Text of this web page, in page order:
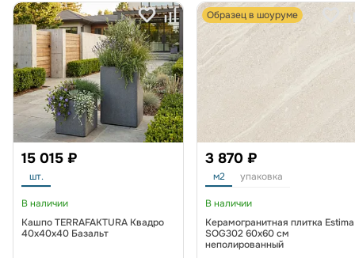
15 015 ₽
шт.
В наличии
Кашпо TERRAFAKTURA Квадро
40x40x40 Базальт
Образец в шоуруме
3 870 ₽
м2 упаковка
В наличии
Керамогранитная плитка Estima
SOG302 60х60 см
неполированный